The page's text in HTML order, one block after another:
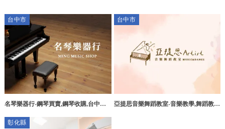
台中市
名琴樂器行-鋼琴買賣,鋼琴收購,台中樂
台中市
亞提思音樂舞蹈教室-音樂教學,舞蹈教
彰化縣